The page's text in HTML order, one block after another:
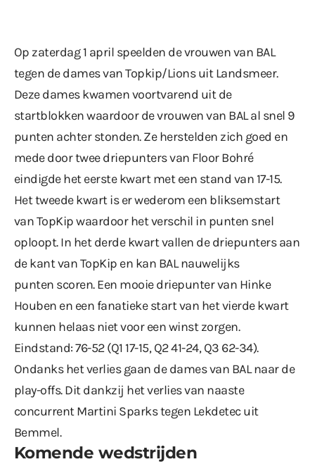
Op zaterdag 1 april speelden de vrouwen van BAL
tegen de dames van Topkip/Lions uit Landsmeer.
Deze dames kwamen voortvarend uit de
startblokken waardoor de vrouwen van BAL al snel 9
punten achter stonden. Ze herstelden zich goed en
mede door twee driepunters van Floor Bohré
eindigde het eerste kwart met een stand van 17-15.
Het tweede kwart is er wederom een bliksemstart
van TopKip waardoor het verschil in punten snel
oploopt. In het derde kwart vallen de driepunters aan
de kant van TopKip en kan BAL nauwelijks
punten scoren. Een mooie driepunter van Hinke
Houben en een fanatieke start van het vierde kwart
kunnen helaas niet voor een winst zorgen.
Eindstand: 76-52 (Q1 17-15, Q2 41-24, Q3 62-34).
Ondanks het verlies gaan de dames van BAL naar de
play-offs. Dit dankzij het verlies van naaste
concurrent Martini Sparks tegen Lekdetec uit
Bemmel.
Komende wedstrijden